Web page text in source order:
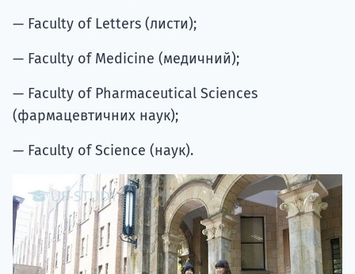
— Faculty of Letters (листи);
— Faculty of Medicine (медичний);
— Faculty of Pharmaceutical Sciences
(фармацевтичних наук);
— Faculty of Science (наук).